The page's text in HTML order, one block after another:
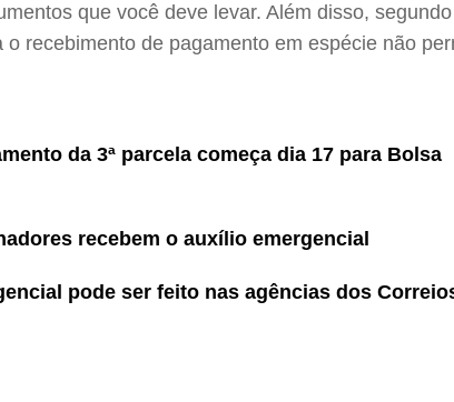
que você deve levar. Além disso,
recebimento de pagamento em espécie não
da 3ª parcela começa dia 17 para Bolsa
recebem o auxílio emergencial
pode ser feito nas agências dos